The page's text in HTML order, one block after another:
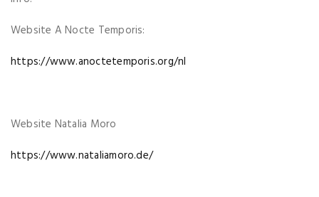
Website A Nocte Temporis:
https://www.anoctetemporis.org/nl
Website Natalia Moro
https://www.nataliamoro.de/